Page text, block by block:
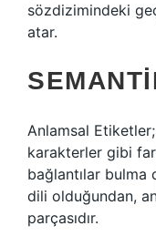
sözdizimindeki
atar.
Anlamsal
karakterler gibi
bağlantılar
dili olduğundan,
parçasıdır.